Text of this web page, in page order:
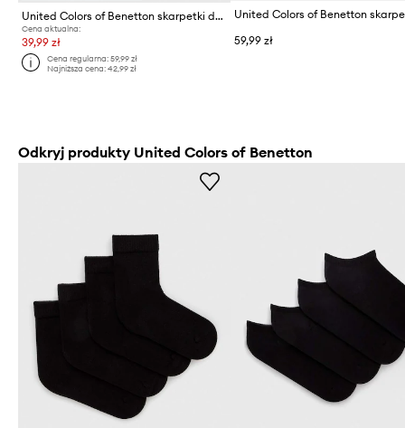
United Colors of Benetton skarpetki dziecięce 4-pack
Cena aktualna:
39,99 zł
Cena regularna:59,99 zł
Najniższa cena:42,99 zł
59,99 zł
Odkryj produkty United Colors of Benetton